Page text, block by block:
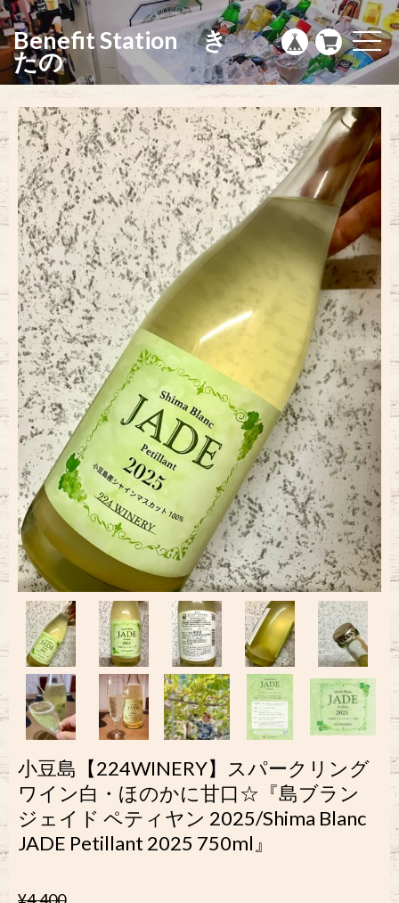
Benefit Station き
たの
t
o
g
g
e
a
v
i
g
t
n
小豆島【224WINERY】スパークリング
ワイン白・ほのかに甘口☆『島ブラン
ジェイド ペティヤン 2025/Shima Blanc
JADE Petillant 2025 750ml』
g
l
e
n
a
v
i
i
o